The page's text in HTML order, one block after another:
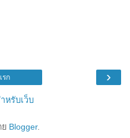
›
รก
หรับเว็บ
Blogger.